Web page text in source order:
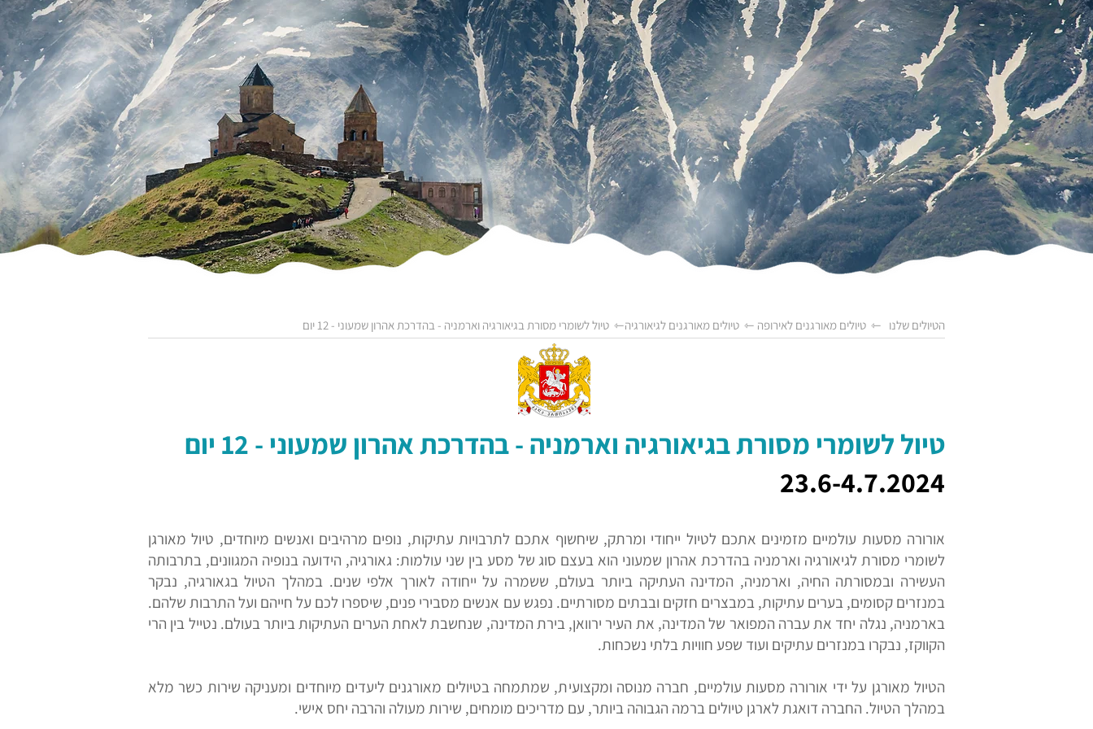
הטיולים שלנו ⇽ טיולים מאורגנים לאירופה ⇽ טיולים מאורגנים לגיאורגיה⇽ טיול לשומרי מסורת בגיאורגיה וארמניה - בהדרכת אהרון שמעוני - 12 יום
טיול לשומרי מסורת בגיאורגיה וארמניה - בהדרכת אהרון שמעוני - 12 יום
23.6-4.7.2024
אורורה מסעות עולמיים מזמינים אתכם לטיול ייחודי ומרתק, שיחשוף אתכם לתרבויות עתיקות, נופים מרהיבים ואנשים מיוחדים, טיול מאורגן
לשומרי מסורת לגיאורגיה וארמניה בהדרכת אהרון שמעוני הוא בעצם סוג של מסע בין שני עולמות: גאורגיה, הידועה בנופיה המגוונים, בתרבותה
העשירה ובמסורתה החיה, וארמניה, המדינה העתיקה ביותר בעולם, ששמרה על ייחודה לאורך אלפי שנים. במהלך הטיול בגאורגיה, נבקר
במנזרים קסומים, בערים עתיקות, במבצרים חזקים ובבתים מסורתיים. נפגש עם אנשים מסבירי פנים, שיספרו לכם על חייהם ועל התרבות שלהם.
בארמניה, נגלה יחד את עברה המפואר של המדינה, את העיר ירוואן, בירת המדינה, שנחשבת לאחת הערים העתיקות ביותר בעולם. נטייל בין הרי
הקווקז, נבקרו במנזרים עתיקים ועוד שפע חוויות בלתי נשכחות.
הטיול מאורגן על ידי אורורה מסעות עולמיים, חברה מנוסה ומקצועית, שמתמחה בטיולים מאורגנים ליעדים מיוחדים ומעניקה שירות כשר מלא
במהלך הטיול. החברה דואגת לארגן טיולים ברמה הגבוהה ביותר, עם מדריכים מומחים, שירות מעולה והרבה יחס אישי.